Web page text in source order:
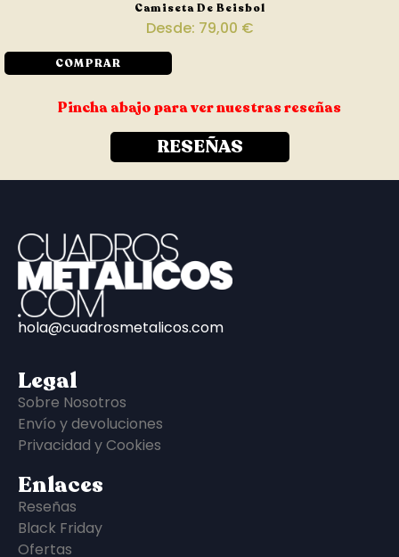
Camiseta De Beisbol
Desde: 79,00 €
COMPRAR
Pincha abajo para ver nuestras reseñas
RESEÑAS
hola@cuadrosmetalicos.com
Legal
Sobre Nosotros
Envío y devoluciones
Privacidad y Cookies
Enlaces
Reseñas
Black Friday
Ofertas